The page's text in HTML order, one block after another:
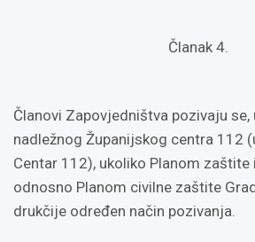
Članak 4.
Članovi Zapovjedništva pozivaju se,
nadležnog Županijskog centra 112
Centar 112), ukoliko Planom zaštite
odnosno Planom civilne zaštite
drukčije određen način pozivanja.